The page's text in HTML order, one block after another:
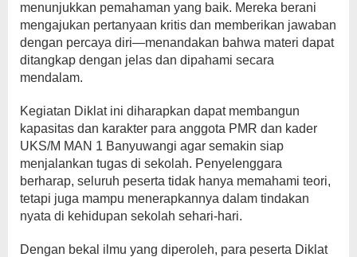
menunjukkan pemahaman yang baik. Mereka berani
mengajukan pertanyaan kritis dan memberikan jawaban
dengan percaya diri—menandakan bahwa materi dapat
ditangkap dengan jelas dan dipahami secara
mendalam.
Kegiatan Diklat ini diharapkan dapat membangun
kapasitas dan karakter para anggota PMR dan kader
UKS/M MAN 1 Banyuwangi agar semakin siap
menjalankan tugas di sekolah. Penyelenggara
berharap, seluruh peserta tidak hanya memahami teori,
tetapi juga mampu menerapkannya dalam tindakan
nyata di kehidupan sekolah sehari-hari.
Dengan bekal ilmu yang diperoleh, para peserta Diklat